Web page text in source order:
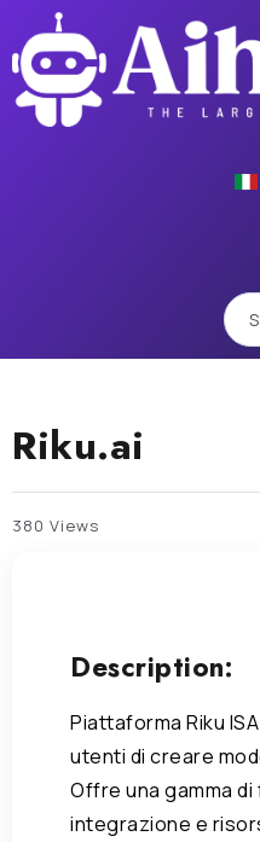
Riku.ai
380 Views
Description:
Piattaforma Riku
utenti di creare
Offre una gamma
integrazione e